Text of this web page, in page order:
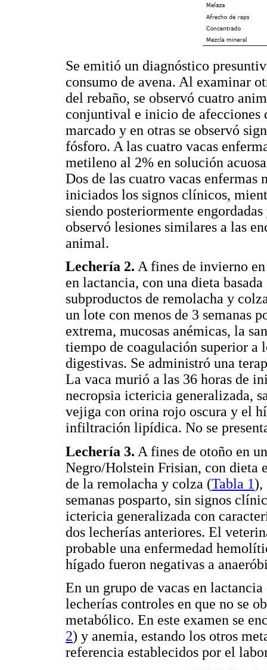
Se emitió un diagnóstico
consumo de avena. Al examinar
del rebaño, se observó cuatro
conjuntival e inicio de afecciones
marcado y en otras se observó
fósforo. A las cuatro vacas
metileno al 2% en solución
Dos de las cuatro vacas enfermas
iniciados los signos clínicos,
siendo posteriormente
observó lesiones similares a las
animal.
Lechería 2. A fines de invierno
en lactancia, con una dieta
subproductos de remolacha y
un lote con menos de 3 semanas
extrema, mucosas anémicas, la
tiempo de coagulación superior a
digestivas. Se administró una
La vaca murió a las 36 horas de
necropsia ictericia generalizada,
vejiga con orina rojo oscura y el
infiltración lipídica. No se
Lechería 3. A fines de otoño en
Negro/Holstein Frisian, con dieta
de la remolacha y colza (Tabla 1),
semanas posparto, sin signos
ictericia generalizada con
dos lecherías anteriores. El
probable una enfermedad
hígado fueron negativas a
En un grupo de vacas en
lecherías controles en que no se
metabólico. En este examen se
2) y anemia, estando los otros
referencia establecidos por el